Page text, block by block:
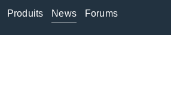
Produits News Forums